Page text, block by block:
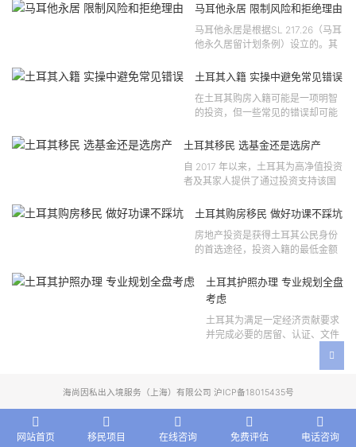
马耳他永居 限制风险和拒绝理由
马耳他永居是根据SL 217.26（马耳
他永久居留计划条例）设立的。其
121 号法律公告，并随后根据2024
土耳其入籍 实操中避免常见错误
在土耳其购房入籍可能是一项明智
的投资，但一些常见的错误却可能
失。许多投资者轻信营销宣传或不
土耳其移民 选基金还是选房产
自 2017 年以来，土耳其为高净值投资
者及其家人提供了通过投资支持该国
会。 该计划的一大亮点在于其涵盖广
土耳其购房移民 做好功课不踩坑
房地产投资是获得土耳其公民身份
的首选途径，投资入籍的最低金额
二手房产。这一门槛自2019年调整
以来一直未变，适用于经持牌...
土耳其护照办理 专业规划全盘
考虑
土耳其为满足一定经济贡献要求
并完成必要的居留、认证、文件
者提供投资入籍途径。 土耳其护
海尚因私出入境服务（上海）有限公司 沪ICP备18015435号
网站首页 移民项目 在线咨询 免费评估 电话咨询